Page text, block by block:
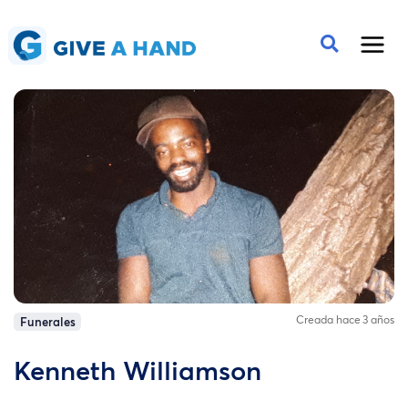
Funerales Creada hace 3 años
Kenneth Williamson